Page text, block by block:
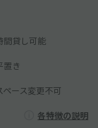
間貸し可能
置き
ペース変更不可
各特徴の説明